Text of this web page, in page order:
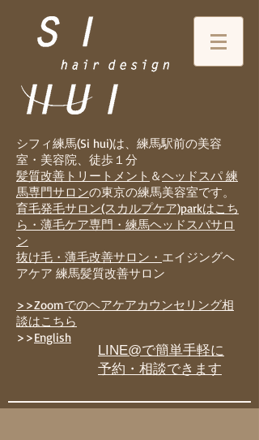
シフィ練馬(Si hui)は、 練馬駅前の美容
室・美容院、徒歩１分
髪質改善トリートメント ＆ヘッドスパ 練
馬専門サロンの東京の練馬美容室です。
育毛発毛サロン(スカルプケア)parkはこち
ら・薄毛ケア専門・練馬ヘッドスパサロ
ン
抜け毛・薄毛改善サロン・ エイジングヘ
アケア 練馬髪質改善サロン
>>Zoomでのヘアケアカウンセリング相
談はこちら
>>English
LINE@で簡単手軽に
予約・相談できます